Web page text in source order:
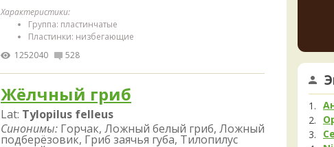
Характеристики:
Группа: пластинчатые
Пластинки: низбегающие
1252040
528
Жёлчный гриб
Lat: Tylopilus felleus
Синонимы: Горчак, Ложный белый гриб, Ложный
подберёзовик, Гриб заячья губа, Тилопилус
но
края
2 дня